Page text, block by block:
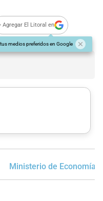
Agregar El Litoral en
medios preferidos en Google
Ministerio de Economía